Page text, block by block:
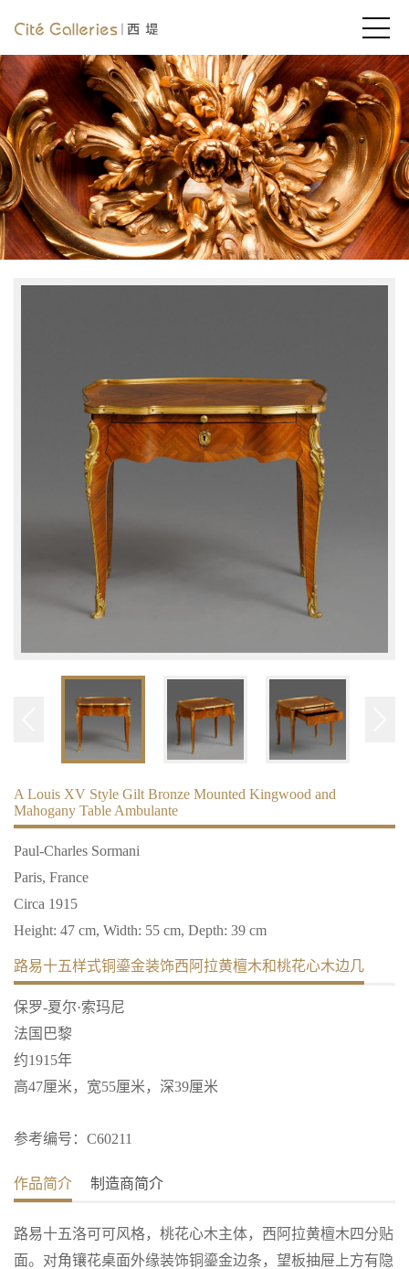
A Louis XV Style Gilt Bronze Mounted Kingwood and
Mahogany Table Ambulante
Paul-Charles Sormani
Paris, France
Circa 1915
Height: 47 cm, Width: 55 cm, Depth: 39 cm
路易十五样式铜鎏金装饰西阿拉黄檀木和桃花心木边几
保罗-夏尔·索玛尼
法国巴黎
约1915年
高47厘米，宽55厘米，深39厘米
参考编号：C60211
作品简介 制造商简介
路易十五洛可可风格，桃花心木主体，西阿拉黄檀木四分贴
面。对角镶花桌面外缘装饰铜鎏金边条，望板抽屉上方有隐